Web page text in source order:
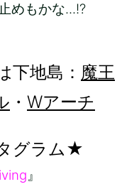
めもかな...!?
下地島： 魔王
・ Wアーチ
グラム★
』